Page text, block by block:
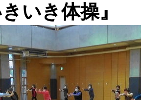
いき体操』